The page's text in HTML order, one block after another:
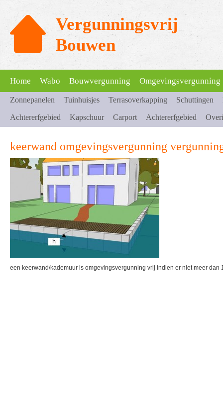
Vergunningsvrij
Bouwen
Home Wabo Bouwvergunning Omgevingsvergunning
Zonnepanelen Tuinhuisjes Terrasoverkapping Schuttingen
Achtererfgebied Kapschuur Carport Achtererfgebied
keerwand omgevingsvergunning
een keerwand/kademuur is omgevingsvergunning vrij indien er niet meer dan